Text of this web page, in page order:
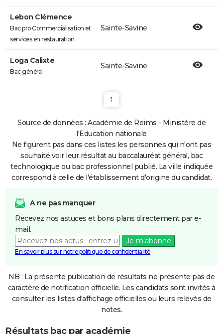
Lebon Clémence
Bac pro Commercialisation et
services en restauration
Sainte-Savine
Loga Calixte
Bac général
Sainte-Savine
1
Source de données : Académie de Reims - Ministère de
l'Education nationale
Ne figurent pas dans ces listes les personnes qui n'ont pas
souhaité voir leur résultat au baccalauréat général, bac
technologique ou bac professionnel publié. La ville indiquée
correspond à celle de l'établissement d'origine du candidat.
A ne pas manquer
Recevez nos astuces et bons plans directement par e-
mail.
Je m'abonne
En savoir plus sur notre politique de confidentialité
NB : La présente publication de résultats ne présente pas de
caractère de notification officielle. Les candidats sont invités à
consulter les listes d'affichage officielles ou leurs relevés de
notes.
Résultats bac par académie